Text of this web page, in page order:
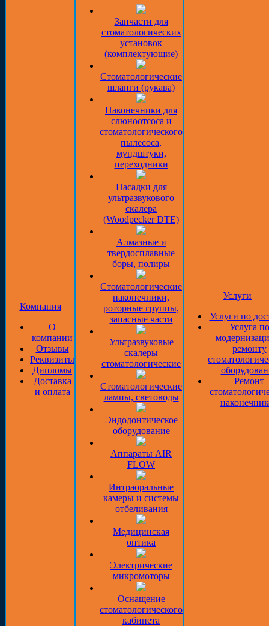
Компания
О
компании
Отзывы
Реквизиты
Дипломы
Доставка
и оплата
Запчасти для
стоматологических
установок
(комплектующие)
Стоматологические
шланги (рукава)
Наконечники для
слюноотсоса и
стоматологического
пылесоса,
мундштуки,
переходники
Насадки для
ультразвукового
скалера
(Woodpecker DTE)
Алмазные и
твердосплавные
боры, полиры
Стоматологические
наконечники,
роторные группы,
запасные части
Ультразвуковые
скалеры
стоматологические
Стоматологические
лампы, световоды
Эндодонтическое
оборудование
Аппараты AIR
FLOW
Интраоральные
камеры и системы
отбеливания
Медицинская
оптика
Электрические
микромоторы
Оснащение
стоматологического
кабинета
Услуги
Услуги по
Услуга по
ремонту
Ремонт